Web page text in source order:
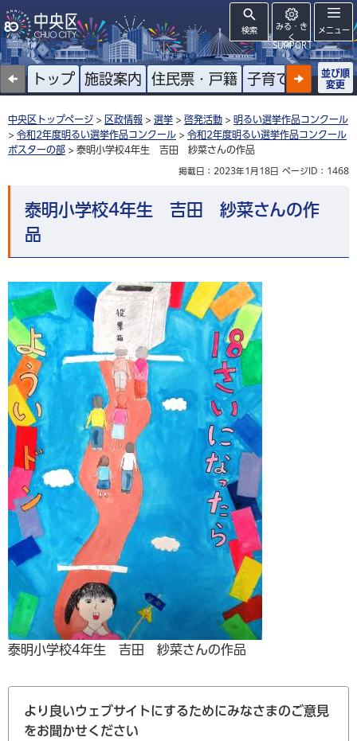
検索
みる・き
く
SUPPORT
メニュー
トップ 施設案内 住民票・戸籍 子育て 高齢者
並び順
変更
中央区トップページ > 区政情報 > 選挙 > 啓発活動 > 明るい選挙作品コンクール
> 令和2年度明るい選挙作品コンクール > 令和2年度明るい選挙作品コンクール
ポスターの部 > 泰明小学校4年生 吉田 紗菜さんの作品
掲載日：2023年1月18日 ページID：1468
泰明小学校4年生 吉田 紗菜さんの作
品
泰明小学校4年生 吉田 紗菜さんの作品
より良いウェブサイトにするためにみなさまのご意見
をお聞かせください